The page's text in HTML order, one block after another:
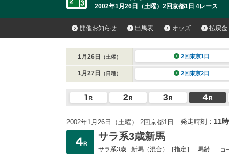
2002年1月26日（土曜）2回京都1日 4レース
開催お知らせ 出馬表 オッズ 払戻金
1月26日 （土曜） 2回東京1日
1月27日 （日曜） 2回東京2日
2002年1月26日（土曜） 2回京都1日 発走時刻： 11
サラ系3歳新馬
サラ系3歳 新馬 （混合）［指定］ 馬齢 コ